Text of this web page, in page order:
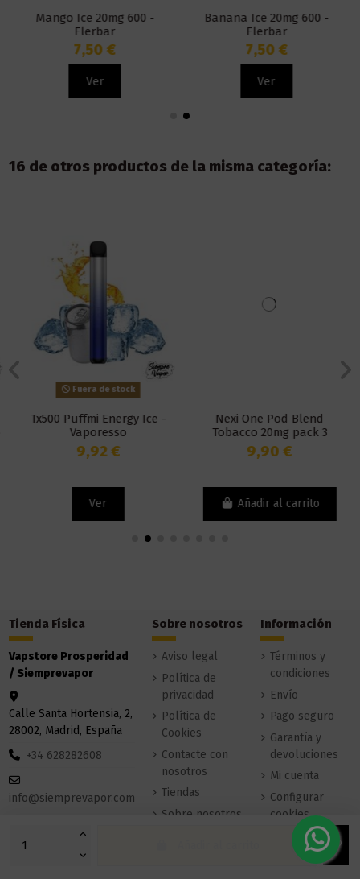
Mango Ice 20mg 600 -
Flerbar
7,50 €
Ver
Banana Ice 20mg 600 -
Flerbar
7,50 €
Ver
16 de otros productos de la misma categoría:
Fuera de stock
Tx500 Puffmi Energy Ice -
Vaporesso
9,92 €
Ver
Nexi One Pod Blend
Tobacco 20mg pack 3
Unidades - Aspire
9,90 €
Añadir al carrito
Tienda Física
Vapstore Prosperidad
/ Siemprevapor
Calle Santa Hortensia, 2,
28002, Madrid, España
+34 628282608
info@siemprevapor.com
Sobre nosotros
Aviso legal
Política de
privacidad
Política de
Cookies
Contacte con
nosotros
Tiendas
Sobre nosotros
Información
Términos y
condiciones
Envío
Pago seguro
Garantía y
devoluciones
Mi cuenta
Configurar
cookies